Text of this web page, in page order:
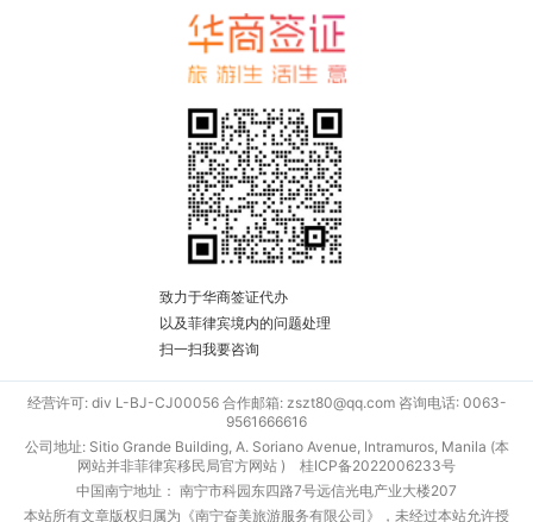
致力于华商签证代办
以及菲律宾境内的问题处理
扫一扫我要咨询
经营许可: div L-BJ-CJ00056 合作邮箱: zszt80@qq.com 咨询电话: 0063-
9561666616
公司地址: Sitio Grande Building, A. Soriano Avenue, Intramuros, Manila (本
网站并非菲律宾移民局官方网站 ) 桂ICP备2022006233号
中国南宁地址： 南宁市科园东四路7号远信光电产业大楼207
本站所有文章版权归属为《南宁奋美旅游服务有限公司》，未经过本站允许授